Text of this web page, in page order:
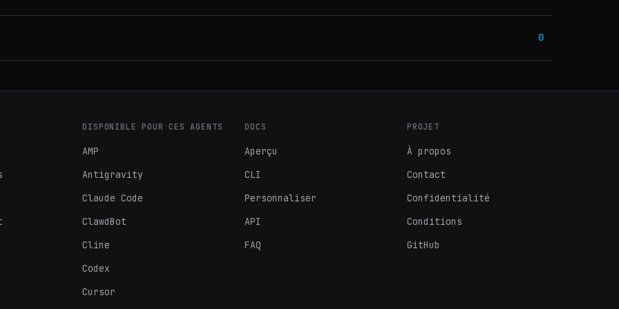
0
DISPONIBLE POUR CES AGENTS
AMP
Antigravity
Claude Code
ClawdBot
Cline
Codex
Cursor
DOCS
Aperçu
CLI
Personnaliser
API
FAQ
PROJET
À propos
Contact
Confidentialité
Conditions
GitHub